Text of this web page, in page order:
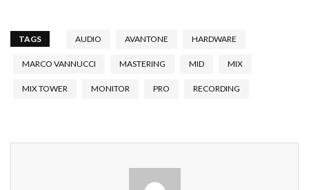
TAGS AUDIO AVANTONE HARDWARE
MARCO VANNUCCI MASTERING MID MIX
MIX TOWER MONITOR PRO RECORDING